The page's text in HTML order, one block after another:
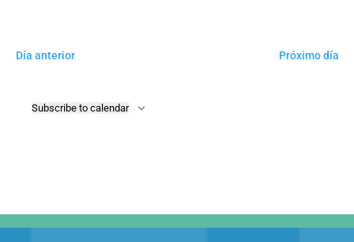
Día anterior Próximo día
Subscribe to calendar